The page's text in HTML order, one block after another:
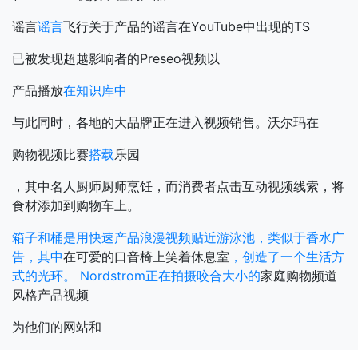
谣言谣言飞行关于产品的谣言在YouTube中出现的TS
已被发现超越影响者的Preseo视频以
产品播放在知识库中
与此同时，各地的大品牌正在进入视频销售。沃尔玛在
购物视频比赛搭载乐园
，其中名人厨师厨师烹饪，而消费者点击互动视频线索，将
食材添加到购物车上。
箱子和桶是用快速产品浪漫视频贴近游泳池，类似于香水广
告，其中在可爱的口音椅上笑着休息室 ，创造了一个生活方
式的光环。 Nordstrom正在拍摄咬合大小的家庭购物频道
风格产品视频
为他们的网站和